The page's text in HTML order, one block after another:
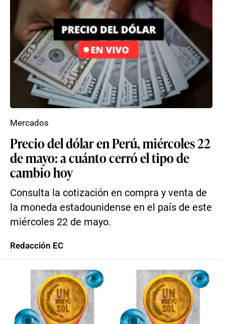
Precio del dólar en Perú, miércoles 22
de mayo: a cuánto cerró el tipo de
cambio hoy
Consulta la cotización en compra y venta de
la moneda estadounidense en el país de este
miércoles 22 de mayo.
Mercados
Redacción EC